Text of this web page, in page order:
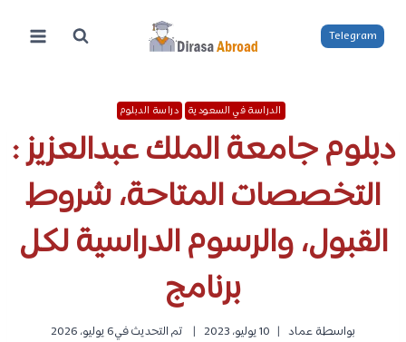
المحتوى
Telegram
الدراسة في السعودية دراسة الدبلوم
دبلوم جامعة الملك عبدالعزيز :
التخصصات المتاحة، شروط
القبول، والرسوم الدراسية لكل
برنامج
بواسطة عماد 10 يوليو، 2023 تم التحديث في6 يوليو، 2026